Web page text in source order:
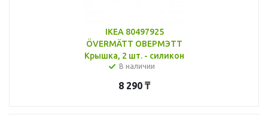
IKEA 80497925
ÖVERMÄTT ОВЕРМЭТТ
Крышка, 2 шт. - силикон
В наличии
8 290 ₸